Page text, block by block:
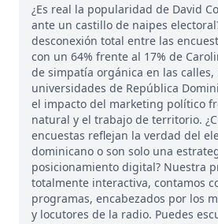
¿Es real la popularidad de David
ante un castillo de naipes
desconexión total entre las
con un 64% frente al 17% de
de simpatía orgánica en las calles,
universidades de República
el impacto del marketing político
natural y el trabajo de territorio.
encuestas reflejan la verdad del
dominicano o son solo una
posicionamiento digital? Nuestra
totalmente interactiva, contamos
programas, encabezados por los
y locutores de la radio. Puedes